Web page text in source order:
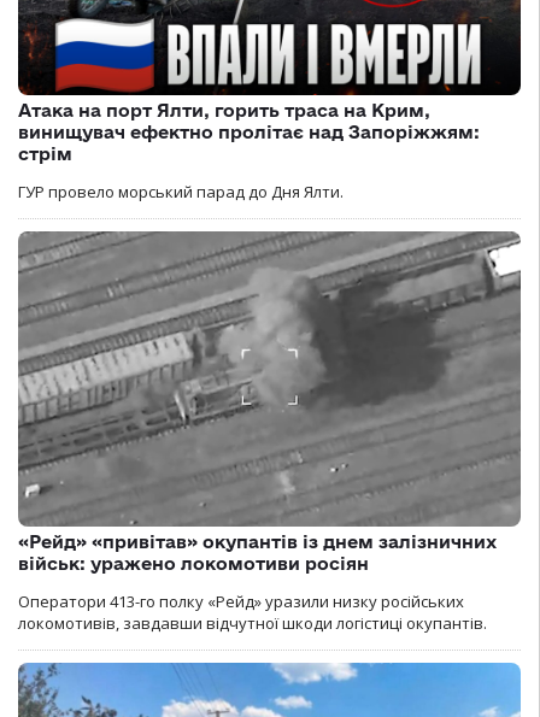
Атака на порт Ялти, горить траса на Крим,
винищувач ефектно пролітає над Запоріжжям:
стрім
ГУР провело морський парад до Дня Ялти.
«Рейд» «привітав» окупантів із днем залізничних
військ: уражено локомотиви росіян
Оператори 413-го полку «Рейд» уразили низку російських
локомотивів, завдавши відчутної шкоди логістиці окупантів.